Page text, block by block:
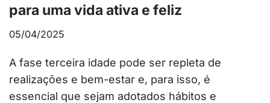
para uma vida ativa e feliz
05/04/2025
A fase terceira idade pode ser repleta de
realizações e bem-estar e, para isso, é
essencial que sejam adotados hábitos e